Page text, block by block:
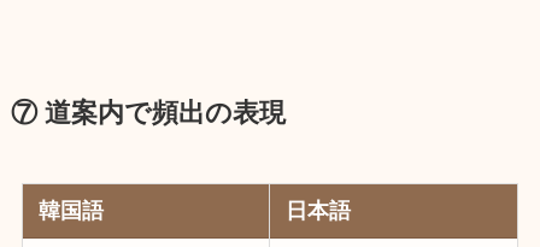
⑦ 道案内で頻出の表現
韓国語 日本語